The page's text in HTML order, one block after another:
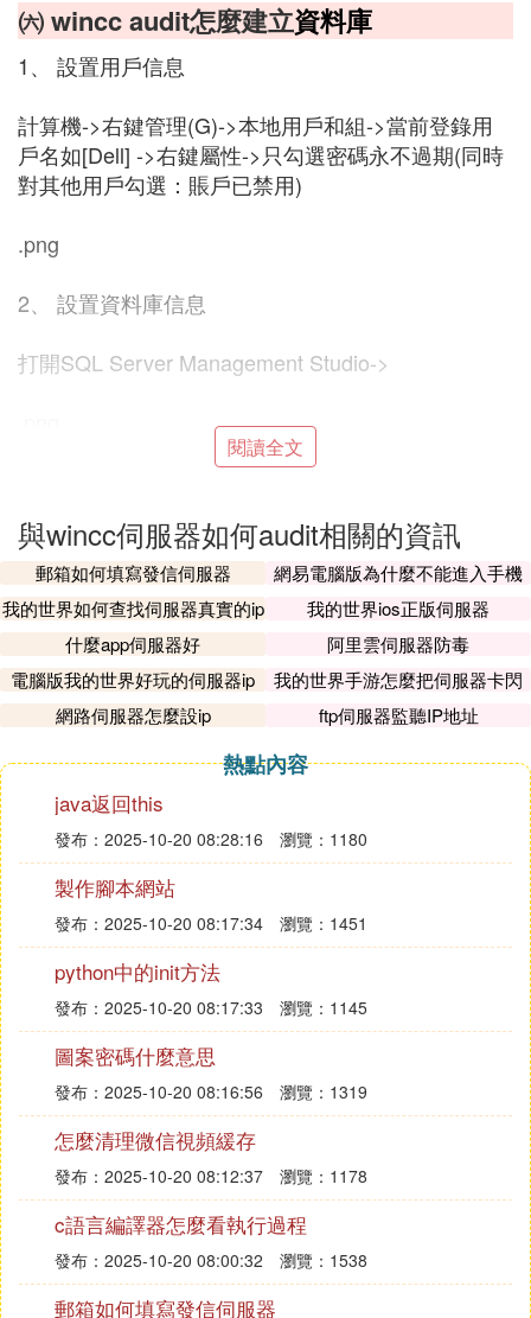
㈥ wincc audit怎麼建立資料庫
1、 設置用戶信息
計算機->右鍵管理(G)->本地用戶和組->當前登錄用
戶名如[Dell] ->右鍵屬性->只勾選密碼永不過期(同時
對其他用戶勾選：賬戶已禁用)
.png
2、 設置資料庫信息
打開SQL Server Management Studio->
㈦ 許可證秘鑰不可用 Wincc Audit for Run
time Advanced 怎樣處理
1、這是觸摸屏審計追蹤功能授權檢查；
2、打開你的授權軟體，選擇全部密鑰，第1328項打
鉤，安裝長密鑰；
觸摸屏上即可。
㈧ wincc audit 怎麼用
audit主要是做GMP認證的電子簽名及操作記錄是win
cc的一個插件需要根據需求來編輯的
㈨ wincc audit 能記錄新建用戶嗎
能。
已經在報警記錄里創建了WINCC系統消息。
2.在報警控制項里短期和長期歸檔都能看到100
8003和1008005的信息。
3.在winccaudit里沒有記錄。（audit記錄其它IO
域的修改都正常的）
安裝軟體Wincc7.2和Audit7.2，系統運行Audit
可以正常記錄參數修改信息，但是不記錄用戶名
登錄和退出，請問這個在哪裡設置？，如何操
作，謝謝！
閱讀全文
與wincc伺服器如何audit相關的資訊
郵箱如何填寫發信伺服器
網易電腦版為什麼不能進入手機
伺服器
我的世界如何查找伺服器真實的ip
我的世界ios正版伺服器
什麼app伺服器好
阿里雲伺服器防毒
電腦版我的世界好玩的伺服器ip
我的世界手游怎麼把伺服器卡閃
退
網路伺服器怎麼設ip ftp伺服器監聽IP地址
熱點內容
java返回this
發布：2025-10-20 08:28:16 瀏覽：1180
製作腳本網站
發布：2025-10-20 08:17:34 瀏覽：1451
python中的init方法
發布：2025-10-20 08:17:33 瀏覽：1145
圖案密碼什麼意思
發布：2025-10-20 08:16:56 瀏覽：1319
怎麼清理微信視頻緩存
發布：2025-10-20 08:12:37 瀏覽：1178
c語言編譯器怎麼看執行過程
發布：2025-10-20 08:00:32 瀏覽：1538
郵箱如何填寫發信伺服器